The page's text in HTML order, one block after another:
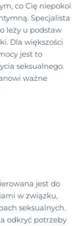
co Cię niepokoi
Specjalista
leży u podstaw
Dla większości
jest to
seksualnego.
ważne
jest do
w związku,
seksualnych.
odkryć potrzeby